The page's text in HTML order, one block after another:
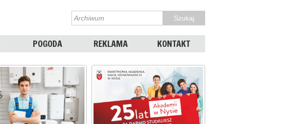
POGODA REKLAMA KONTAKT